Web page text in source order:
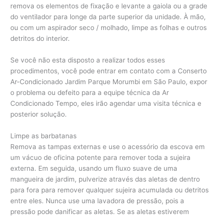
remova os elementos de fixação e levante a gaiola ou a grade
do ventilador para longe da parte superior da unidade. À mão,
ou com um aspirador seco / molhado, limpe as folhas e outros
detritos do interior.
Se você não esta disposto a realizar todos esses
procedimentos, você pode entrar em contato com a Conserto
Ar-Condicionado Jardim Parque Morumbi em São Paulo, expor
o problema ou defeito para a equipe técnica da Ar
Condicionado Tempo, eles irão agendar uma visita técnica e
posterior solução.
Limpe as barbatanas
Remova as tampas externas e use o acessório da escova em
um vácuo de oficina potente para remover toda a sujeira
externa. Em seguida, usando um fluxo suave de uma
mangueira de jardim, pulverize através das aletas de dentro
para fora para remover qualquer sujeira acumulada ou detritos
entre eles. Nunca use uma lavadora de pressão, pois a
pressão pode danificar as aletas. Se as aletas estiverem